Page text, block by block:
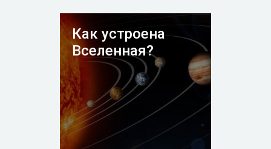
Как устроена
Вселенная?